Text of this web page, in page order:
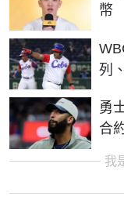
幣
列
勇
合
我